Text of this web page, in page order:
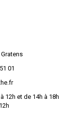
01
12h et de 14h à 18h